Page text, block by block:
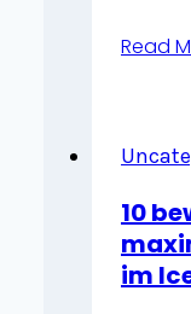
Read
10
im